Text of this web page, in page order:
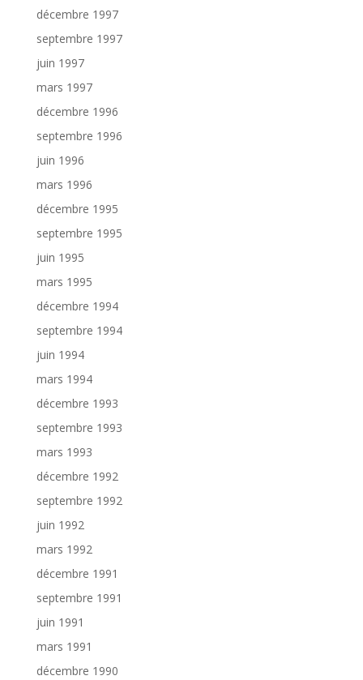
décembre 1997
septembre 1997
juin 1997
mars 1997
décembre 1996
septembre 1996
juin 1996
mars 1996
décembre 1995
septembre 1995
juin 1995
mars 1995
décembre 1994
septembre 1994
juin 1994
mars 1994
décembre 1993
septembre 1993
mars 1993
décembre 1992
septembre 1992
juin 1992
mars 1992
décembre 1991
septembre 1991
juin 1991
mars 1991
décembre 1990